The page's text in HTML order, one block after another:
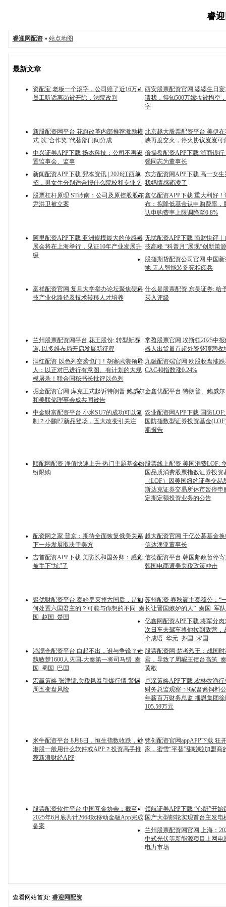
睿
睿迎网配资» 站点地图
最新文章
资配宝 老板一个滚字，公司赔了近16万！
员工听话离岗被开除，法院改判
西安股票配资官网 婆婆生日
请我，得知500万嫁妆被掏空
字
新股配资网平台 花旗改革内部推荐激励模
式 以“合作奖”代替部门间分成
北京越大股票配资平台 美伊
峡再度交火，停火协议岌岌可
中兴证券APP下载 扬杰科技：公司不再设
置监事会、监事
倍操盘配资APP下载 浙商银
强同志为董事长
新闻配资APP下载 羿本资讯 | 2026江西单
招，男女生分别适合报什么院校和专业？
东方配资网APP下载 高一女
我妈情感霸凌了
股票杠杆原理 ST岭南：公司及原控股股东
尹洪卫被立案
鑫亿配资APP下载 重大利好
布：拟降低基金认申购费率，
认申购费率上限调降至0.8%
阿里配资APP下载 亚洲规模最大的传感器
展会将在上海举行，见证10年产业发展升
级
无忧配资APP下载 南财快评
技高峰 “科普月”展现“创新策
股指期货配资公司官网 中国
地 无人智能装备亮相阅兵
富祥配资官网 复旦大学举办论坛聚焦硬科
技产业化路径及技术转移人才培养
什么是股票配资 东吴证券: 给
买入评级
兰州股票配资网平台 花王股份: 转型新赛
道, 以多维布局开启发展新征程
常盈股票官网 埃斯顿2025中
器人出货量首超外资登顶营收
满红配资 以色列空袭也门！胡塞武装领导
人：以正对巴进行有意图、有计划的大规
模屠杀！联合国秘书长批评以色列
九融配资端官网 欧股收盘涨
CAC40指数涨0.24%
掘金配资官网 库克正式起诉特朗普 鲍威尔
和美联储理事会成共同被告
金鑫优配平台 特朗普、鲍威
中金财富配资平台 小米SU7的成功可以复
制？小鹏P7新品登场，五大改变引关注
农业配资网APP下载 国防
国防指数型证券投资基金
期报告
顺配网配资 净值快速上升 热门主题基金纷
纷限购
股票线上配资 美国消费LOF:
国品质消费股票指数证券投资
（LOF）因美国纽约证券交易
斯达克证券交易所休市暂停申
定期定额投资业务的公告
配资网之家 普京：期待全面恢复俄美关系
下一步发展取决于美方
越大配资官网 千亿公募基金
信达澳亚董事长
吉首配资APP下载 美防长和国务卿：感觉
被手下“坑”了
信德配资平台 韩国邮政暂停
韩国电商遭美关税政策冲击
聚优财配资平台 秦始皇灭掉六国后，是如
何处置六国君主的？可能与你想的不同_秦
国_赵国_楚国
苏州配资 春秋霸主秦穆公：“
长让晋国嫉妒的人”_秦国_军
亿鑫网配资APP下载 将军分
次日车夫驾车将他拉到敌营，
个成语_华元_齐国_宋国
鸿满仓配资平台 白起不出，谁与争锋？击
魏败楚1600人灭国-大秦第一将司马错_秦
国_蜀国_巴国
股票配资网 楚考烈王：战国
君，导致了周赧王债台高筑_
黄歇
宏赢策略 张津镭:关税风暴引爆行情 警惕
周五变盘风险
卢深策略APP下载 农林牧渔
财务总监观察：9家畜禽饲料
年薪百万财务总监 播恩集团
105.59万元
米牛配资平台 8月8日，恒生指数收跌，炒
港股一般用什么软件或APP？投资高手推
荐新浪财经APP
铭创配资官网appAPP下载 狂
家，蜜雪“平替”甜啦啦加盟商
股票配资软件平台 中国互金协会：截至
2025年6月底共计2664款移动金融App完成
备案
领航证券APP下载 “心脏”开始
国产大型邮轮实现首台主发电
兰州股票配资网官网 上海：
中式光伏等新能源项目上网电
电力市场
查看网站首页: 睿迎网配资